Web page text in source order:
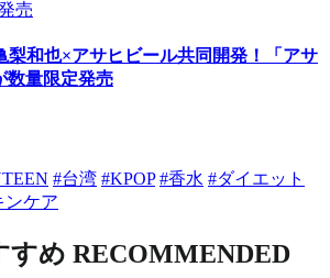
梨和也×アサヒビール共同開発！「アサ
数量限定発売
#台湾 #KPOP #香水 #ダイエット
ンケア
すめ RECOMMENDED